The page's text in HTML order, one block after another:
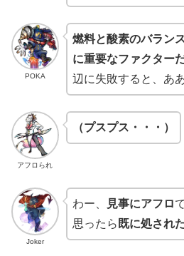
POKA
燃料と酸素のバラン
に重要なファクター
辺に失敗すると、ああ
アフロられ
（プスプス・・・）
Joker
わー、 見事にアフロ
思ったら 既に処され